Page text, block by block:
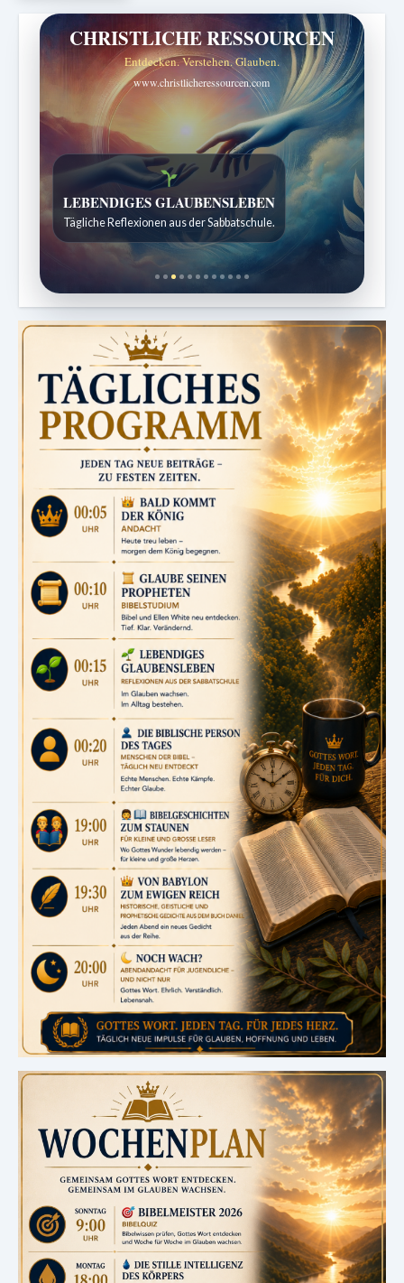
CHRISTLICHE RESSOURCEN
Entdecken. Verstehen. Glauben.
www.christlicheressourcen.com
Bibelgeschichten zum Staunen
Kindergeschichten für 7 bis 12 Jahre.